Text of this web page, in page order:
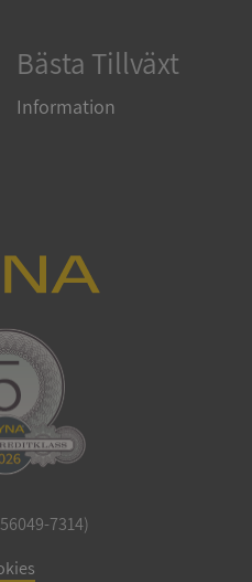
Bästa Tillväxt
Information
7314)
Microsoft
Corporation
de.syna.se
Google